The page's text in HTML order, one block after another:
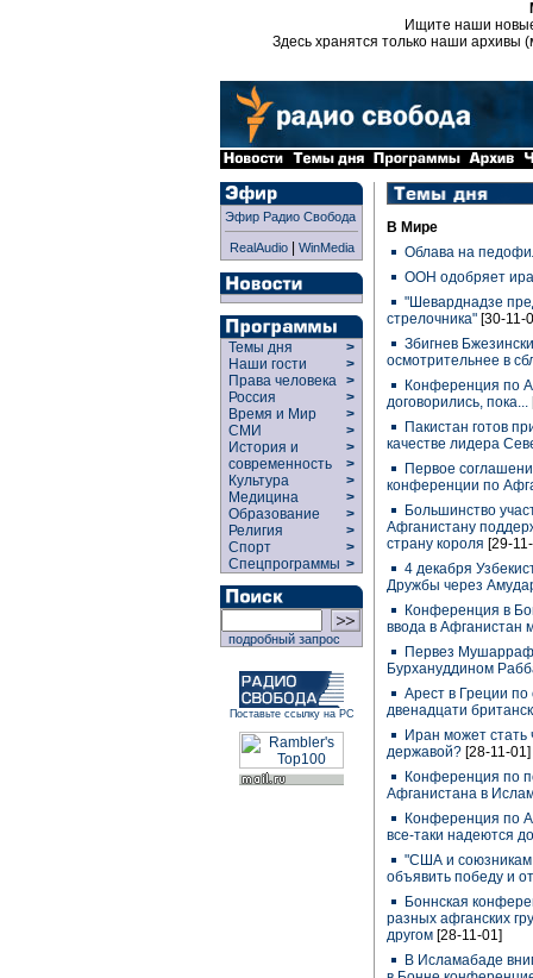
Ищите наши
Здесь хранятся только наши архивы
Эфир Радио Свобода
RealAudio| WinMedia
Темы дня
>
Наши гости
>
Права человека >
Россия
>
Время и Мир
>
СМИ
>
История и
современность
>
>
Культура
>
Медицина
>
Образование
>
Религия
>
Спорт
>
Спецпрограммы >
подробный запрос
Поставьте ссылку на РС
В Мире
Облава на
ООН одобряет
"Шеварднадзе
стрелочника" [30-11-
Збигнев
осмотрительнее в
Конференция по
договорились, пока...
Пакистан готов
качестве лидера
Первое
конференции по
Большинство
Афганистану
страну короля [29-
4 декабря
Дружбы через
Конференция в
ввода в Афганистан
Первез Мушарраф
Бурхануддином
Арест в Греции
двенадцати
Иран может стать
державой? [28-11-01]
Конференция по
Афганистана в
Конференция по
все-таки надеются
"США и союзникам
объявить победу и
Боннская
разных афганских
другом [28-11-01]
В Исламабаде